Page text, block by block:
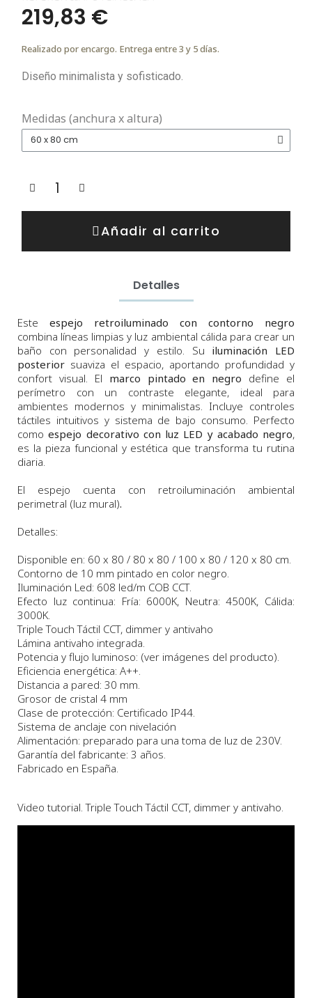
219,83 €
Realizado por encargo. Entrega entre 3 y 5 días.
Diseño minimalista y sofisticado.
Medidas (anchura x altura)
Añadir al carrito
Detalles
Este espejo retroiluminado con contorno negro
combina líneas limpias y luz ambiental cálida para crear un
baño con personalidad y estilo. Su iluminación LED
posterior suaviza el espacio, aportando profundidad y
confort visual. El marco pintado en negro define el
perímetro con un contraste elegante, ideal para
ambientes modernos y minimalistas. Incluye controles
táctiles intuitivos y sistema de bajo consumo. Perfecto
comoespejo decorativo con luz LED y acabado negro,
es la pieza funcional y estética que transforma tu rutina
diaria.
El espejo cuenta con retroiluminación ambiental
perimetral (luz mural).
Detalles:
Disponible en: 60 x 80 / 80 x 80 / 100 x 80 / 120 x 80 cm.
Contorno de 10 mm pintado en color negro.
Iluminación Led: 608 led/m COB CCT.
Efecto luz continua: Fría: 6000K, Neutra: 4500K, Cálida:
3000K.
Triple Touch Táctil CCT, dimmer y antivaho
Lámina antivaho integrada.
Potencia y flujo luminoso: (ver imágenes del producto).
Eficiencia energética: A++.
Distancia a pared: 30 mm.
Grosor de cristal 4 mm
Clase de protección: Certificado IP44.
Sistema de anclaje con nivelación
Alimentación: preparado para una toma de luz de 230V.
Garantía del fabricante: 3 años.
Fabricado en España.
Video tutorial. Triple Touch Táctil CCT, dimmer y antivaho.